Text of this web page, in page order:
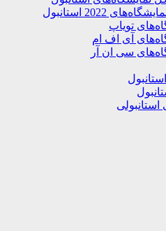
استانبول
تویاپ
آی اف ام
سی ان آر